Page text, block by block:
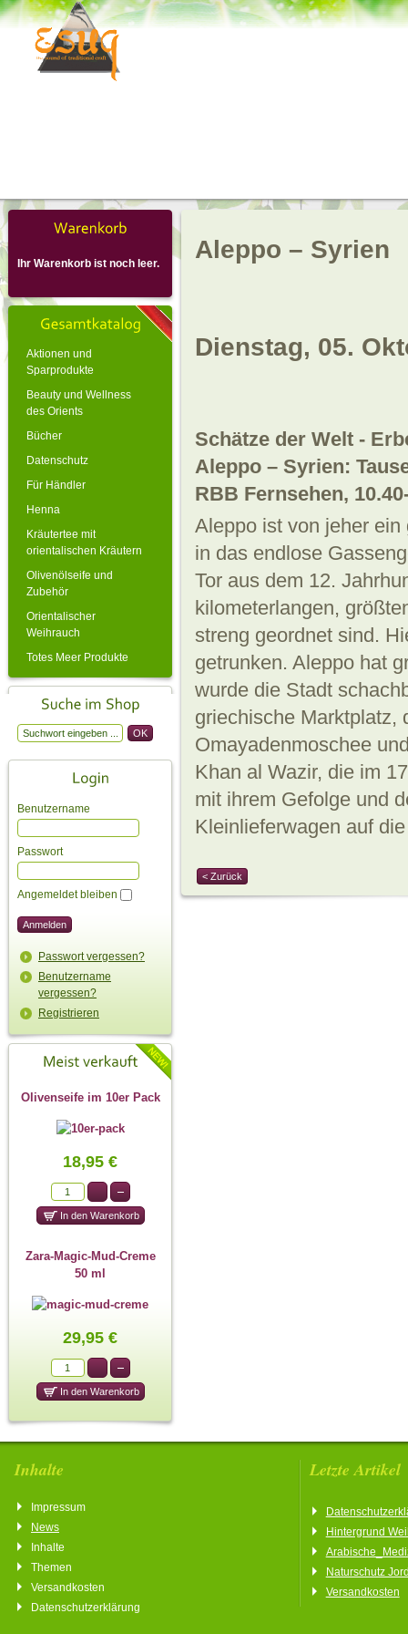
Ihr Warenkorb ist noch leer.
Aktionen und
Sparprodukte
Beauty und Wellness
des Orients
Bücher
Datenschutz
Für Händler
Henna
Kräutertee mit
orientalischen Kräutern
Olivenölseife und
Zubehör
Orientalischer
Weihrauch
Totes Meer Produkte
Benutzername
Passwort
Angemeldet bleiben
Passwort vergessen?
Benutzername
vergessen?
Registrieren
Olivenseife im 10er Pack
18,95 €
Zara-Magic-Mud-Creme
50 ml
29,95 €
Aleppo – Syrien
Dienstag, 05.
Schätze der Welt -
Aleppo – Syrien:
RBB Fernsehen,
Aleppo ist von jeher
in das endlose
Tor aus dem 12.
kilometerlangen,
streng geordnet sind.
getrunken. Aleppo hat
wurde die Stadt
griechische Marktplatz,
Omayadenmoschee
Khan al Wazir, die im
mit ihrem Gefolge und
Kleinlieferwagen auf
< Zurück
Inhalte
Impressum
News
Inhalte
Themen
Versandkosten
Datenschutzerklärung
Letzte Artikel
Hintergrund
Naturschutz
Versandkosten